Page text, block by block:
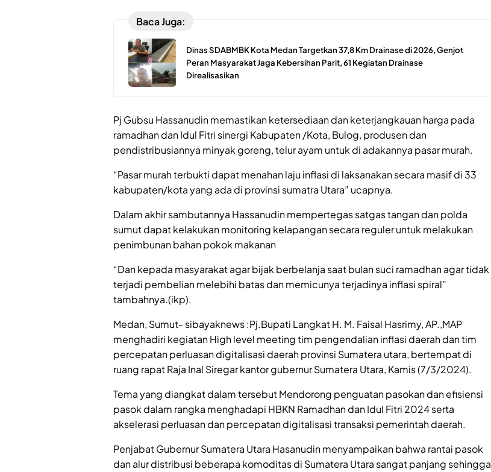
Baca Juga:
Dinas SDABMBK Kota Medan Targetkan 37,8 Km Drainase di 2026, Genjot
Peran Masyarakat Jaga Kebersihan Parit, 61 Kegiatan Drainase
Direalisasikan
Pj Gubsu Hassanudin memastikan ketersediaan dan keterjangkauan harga pada
ramadhan dan Idul Fitri sinergi Kabupaten /Kota, Bulog, produsen dan
pendistribusiannya minyak goreng, telur ayam untuk di adakannya pasar murah.
“Pasar murah terbukti dapat menahan laju inflasi di laksanakan secara masif di 33
kabupaten/kota yang ada di provinsi sumatra Utara” ucapnya.
Dalam akhir sambutannya Hassanudin mempertegas satgas tangan dan polda
sumut dapat kelakukan monitoring kelapangan secara reguler untuk melakukan
penimbunan bahan pokok makanan
“Dan kepada masyarakat agar bijak berbelanja saat bulan suci ramadhan agar tidak
terjadi pembelian melebihi batas dan memicunya terjadinya inflasi spiral”
tambahnya.(ikp).
Medan, Sumut- sibayaknews :Pj.Bupati Langkat H. M. Faisal Hasrimy, AP.,MAP
menghadiri kegiatan High level meeting tim pengendalian inflasi daerah dan tim
percepatan perluasan digitalisasi daerah provinsi Sumatera utara, bertempat di
ruang rapat Raja Inal Siregar kantor gubernur Sumatera Utara, Kamis (7/3/2024).
Tema yang diangkat dalam tersebut Mendorong penguatan pasokan dan efisiensi
pasok dalam rangka menghadapi HBKN Ramadhan dan Idul Fitri 2024 serta
akselerasi perluasan dan percepatan digitalisasi transaksi pemerintah daerah.
Penjabat Gubernur Sumatera Utara Hasanudin menyampaikan bahwa rantai pasok
dan alur distribusi beberapa komoditas di Sumatera Utara sangat panjang sehingga